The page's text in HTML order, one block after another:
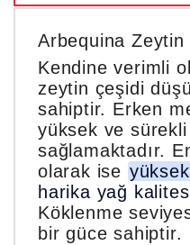
Arbequina Zeytin
Kendine verimli
zeytin çeşidi
sahiptir. Erken
yüksek ve
sağlamaktadır.
olarak ise
harika yağ
Köklenme
bir güce sahiptir.